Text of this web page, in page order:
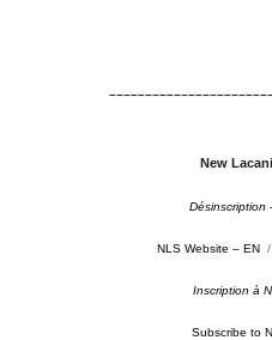
–
New
Désinscription
NLS Website – EN /
Inscription à
Subscribe to